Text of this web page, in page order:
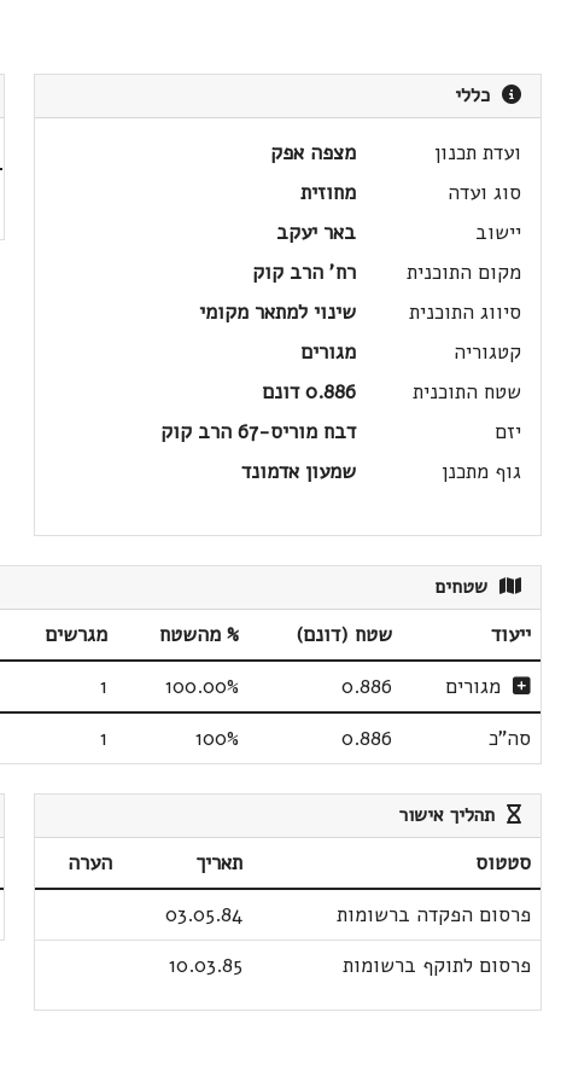
כללי
ועדת תכנון
מצפה אפק
סוג ועדה
מחוזית
יישוב
באר יעקב
מקום התוכנית
רח' הרב קוק
סיווג התוכנית
שינוי למתאר מקומי
קטגוריה
מגורים
שטח התוכנית
0.886 דונם
יזם
דבח מוריס-67 הרב קוק
גוף מתכנן
שמעון אדמונד
שטחים
ייעוד שטח (דונם) % מהשטח מגרשים
מגורים
0.886
100.00%
1
סה"כ
0.886
100%
1
תהליך אישור
סטטוס תאריך
הערה
פרסום הפקדה ברשומות
03.05.84
פרסום לתוקף ברשומות
10.03.85